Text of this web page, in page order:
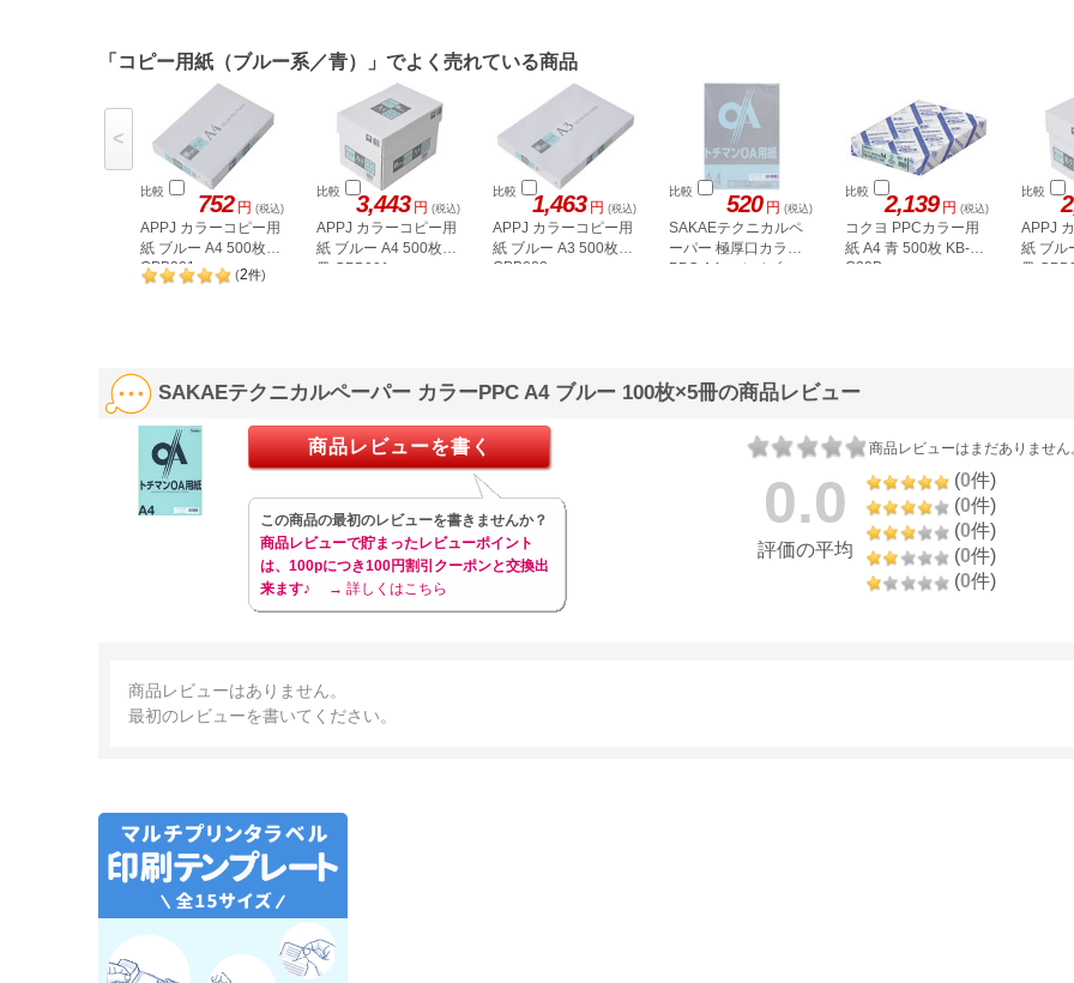
「コピー用紙（ブルー系／青）」でよく売れている商品
比較 752 円 (税込)
APPJ カラーコピー用
紙 ブルー A4 500枚
CPB001
(2件)
比較 3,443 円 (税込)
APPJ カラーコピー用
紙 ブルー A4 500枚×5
冊 CPB001
比較 1,463 円 (税込)
APPJ カラーコピー用
紙 ブルー A3 500枚
CPB002
比較 520 円 (税込)
SAKAEテクニカルペ
ーパー 極厚口カラー
PPC A4 スカイブルー
比較 2,139 円 (税込)
コクヨ PPCカラー用
紙 A4 青 500枚 KB-
C39B
比較
APPJ
紙 ブル
冊
<
SAKAEテクニカルペーパー カラーPPC A4 ブルー 100枚×5冊の商品レビュー
商品レビューはまだありません
0.0
評価の平均
(0件)
(0件)
(0件)
(0件)
(0件)
商品レビューを書く
この商品の最初のレビューを書きませんか？
商品レビューで貯まったレビューポイント
は、100pにつき100円割引クーポンと交換出
来ます♪
→ 詳しくはこちら
商品レビューはありません。
最初のレビューを書いてください。